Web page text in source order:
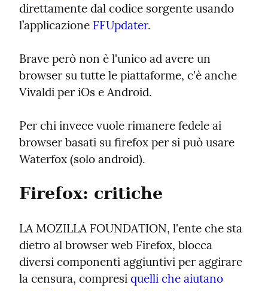
direttamente dal codice sorgente usando
l’applicazione FFUpdater.
Brave però non è l'unico ad avere un
browser su tutte le piattaforme, c'è anche
Vivaldi per iOs e Android.
Per chi invece vuole rimanere fedele ai
browser basati su firefox per si può usare
Waterfox (solo android).
Firefox: critiche
LA MOZILLA FOUNDATION, l'ente che sta
dietro al browser web Firefox, blocca
diversi componenti aggiuntivi per aggirare
la censura, compresi quelli che aiutano